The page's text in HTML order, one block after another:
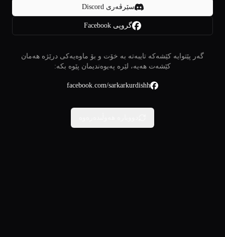
سێرڤەری Discord
گروپی Facebook
گەر پێتوایە کێشەکە تایبەتە بە خۆت و بۆ ماوەیەکی درێژە هەمان
کێشەت هەیە، لێرە پەیوەندیمان پێوە بکە:
facebook.com/sarkarkurdishh